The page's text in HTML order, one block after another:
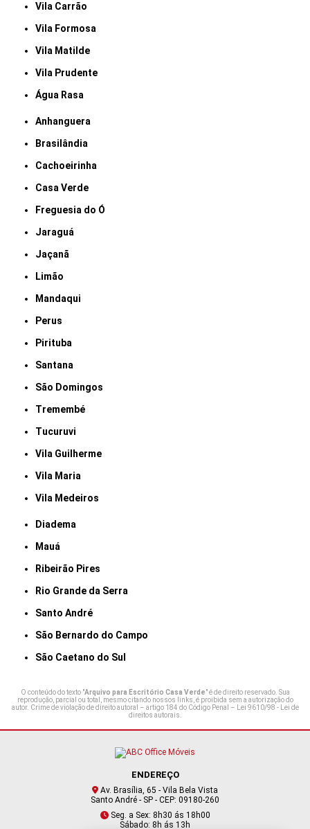
Vila Carrão
Vila Formosa
Vila Matilde
Vila Prudente
Água Rasa
Anhanguera
Brasilândia
Cachoeirinha
Casa Verde
Freguesia do Ó
Jaraguá
Jaçanã
Limão
Mandaqui
Perus
Pirituba
Santana
São Domingos
Tremembé
Tucuruvi
Vila Guilherme
Vila Maria
Vila Medeiros
Diadema
Mauá
Ribeirão Pires
Rio Grande da Serra
Santo André
São Bernardo do Campo
São Caetano do Sul
O conteúdo do texto "Arquivo para Escritório Casa Verde" é de direito reservado. Sua
reprodução, parcial ou total, mesmo citando nossos links, é proibida sem a autorização do
autor. Crime de violação de direito autoral – artigo 184 do Código Penal – Lei 9610/98 - Lei de
direitos autorais.
ENDEREÇO
Av. Brasília, 65 - Vila Bela Vista
Santo André - SP - CEP: 09180-260
Seg. a Sex: 8h30 ás 18h00
Sábado: 8h ás 13h